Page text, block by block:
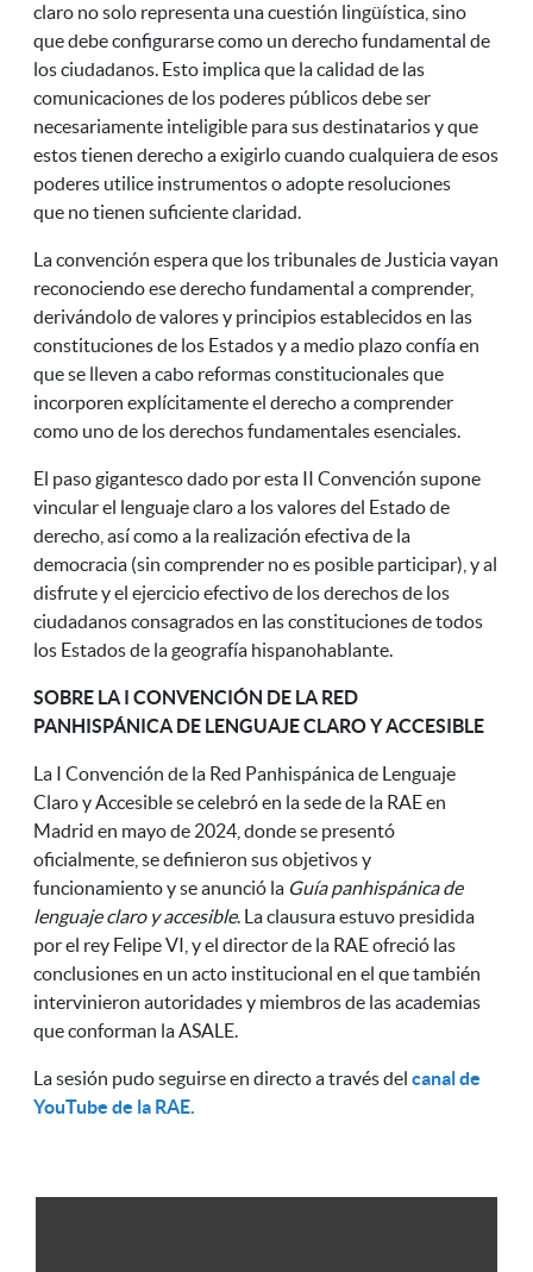
claro no solo representa una cuestión lingüística, sino
que debe configurarse como un derecho fundamental de
los ciudadanos. Esto implica que la calidad de las
comunicaciones de los poderes públicos debe ser
necesariamente inteligible para sus destinatarios y que
estos tienen derecho a exigirlo cuando cualquiera de esos
poderes utilice instrumentos o adopte resoluciones
que no tienen suficiente claridad.
La convención espera que los tribunales de Justicia vayan
reconociendo ese derecho fundamental a comprender,
derivándolo de valores y principios establecidos en las
constituciones de los Estados y a medio plazo confía en
que se lleven a cabo reformas constitucionales que
incorporen explícitamente el derecho a comprender
como uno de los derechos fundamentales esenciales.
El paso gigantesco dado por esta II Convención supone
vincular el lenguaje claro a los valores del Estado de
derecho, así como a la realización efectiva de la
democracia (sin comprender no es posible participar), y al
disfrute y el ejercicio efectivo de los derechos de los
ciudadanos consagrados en las constituciones de todos
los Estados de la geografía hispanohablante.
SOBRE LA I CONVENCIÓN DE LA RED
PANHISPÁNICA DE LENGUAJE CLARO Y ACCESIBLE
La I Convención de la Red Panhispánica de Lenguaje
Claro y Accesible se celebró en la sede de la RAE en
Madrid en mayo de 2024, donde se presentó
oficialmente, se definieron sus objetivos y
funcionamiento y se anunció la Guía panhispánica de
lenguaje claro y accesible. La clausura estuvo presidida
por el rey Felipe VI, y el director de la RAE ofreció las
conclusiones en un acto institucional en el que también
intervinieron autoridades y miembros de las academias
que conforman la ASALE.
La sesión pudo seguirse en directo a través del canal de
YouTube de la RAE.